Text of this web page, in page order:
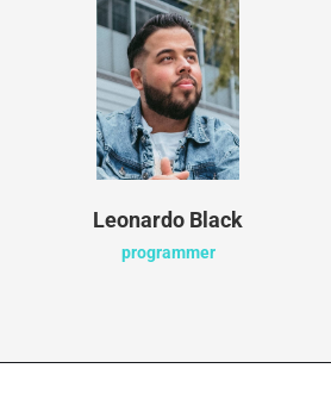
Leonardo Black
programmer